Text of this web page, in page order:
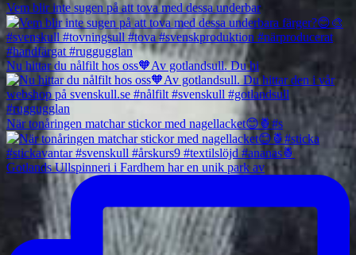
Vem blir inte sugen på att tova med dessa underbar
Nu hittar du nålfilt hos oss🧡Av gotlandsull. Du hi
När tonåringen matchar stickor med nagellacket😊🍍#s
Gotlands Ullspinneri i Fardhem har en unik park av